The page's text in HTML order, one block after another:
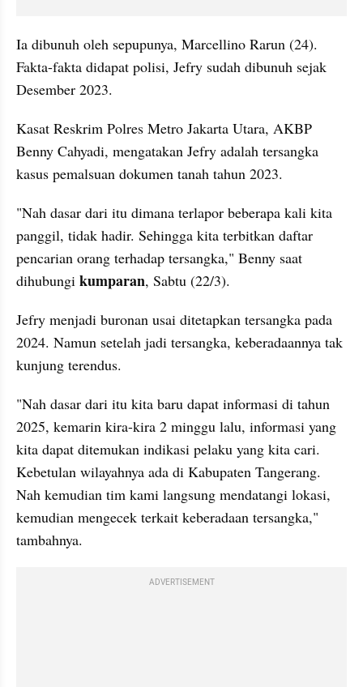
Ia dibunuh oleh sepupunya, Marcellino Rarun (24).
Fakta-fakta didapat polisi, Jefry sudah dibunuh sejak
Desember 2023.
Kasat Reskrim Polres Metro Jakarta Utara, AKBP
Benny Cahyadi, mengatakan Jefry adalah tersangka
kasus pemalsuan dokumen tanah tahun 2023.
"Nah dasar dari itu dimana terlapor beberapa kali kita
panggil, tidak hadir. Sehingga kita terbitkan daftar
pencarian orang terhadap tersangka," Benny saat
dihubungi kumparan, Sabtu (22/3).
Jefry menjadi buronan usai ditetapkan tersangka pada
2024. Namun setelah jadi tersangka, keberadaannya tak
kunjung terendus.
"Nah dasar dari itu kita baru dapat informasi di tahun
2025, kemarin kira-kira 2 minggu lalu, informasi yang
kita dapat ditemukan indikasi pelaku yang kita cari.
Kebetulan wilayahnya ada di Kabupaten Tangerang.
Nah kemudian tim kami langsung mendatangi lokasi,
kemudian mengecek terkait keberadaan tersangka,"
tambahnya.
ADVERTISEMENT